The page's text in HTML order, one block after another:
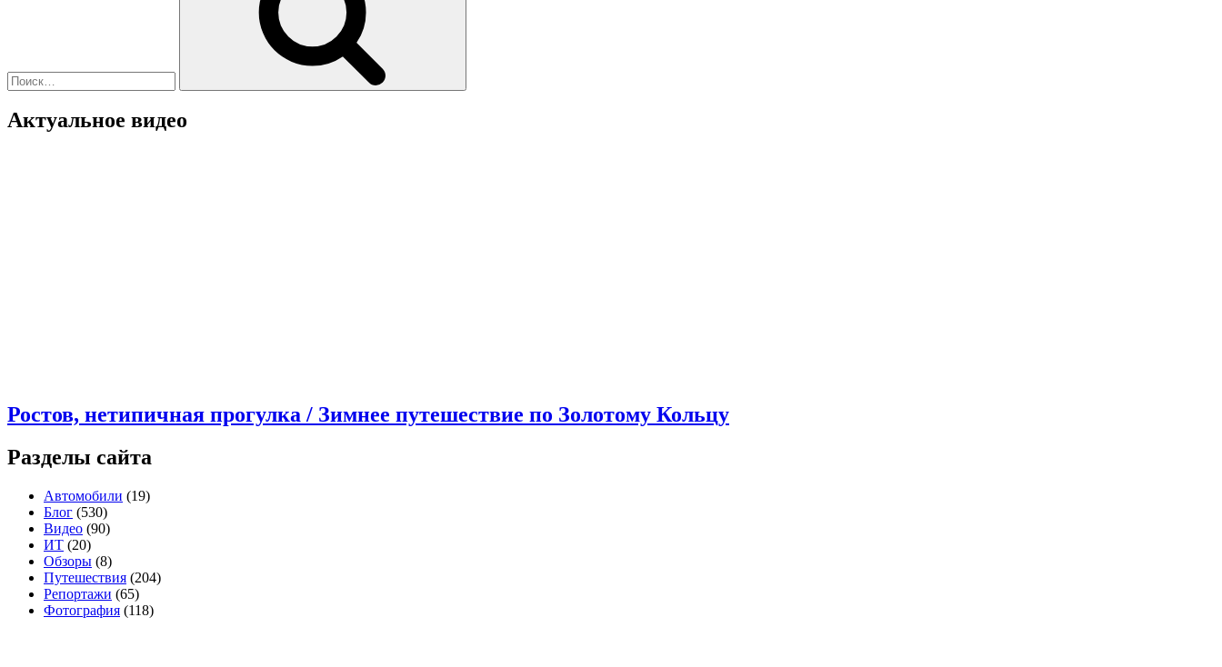
Актуальное видео
Ростов, нетипичная прогулка / Зимнее путешествие по Золотому Кольцу
Разделы сайта
Автомобили (19)
Блог (530)
Видео (90)
ИТ (20)
Обзоры (8)
Путешествия (204)
Репортажи (65)
Фотография (118)